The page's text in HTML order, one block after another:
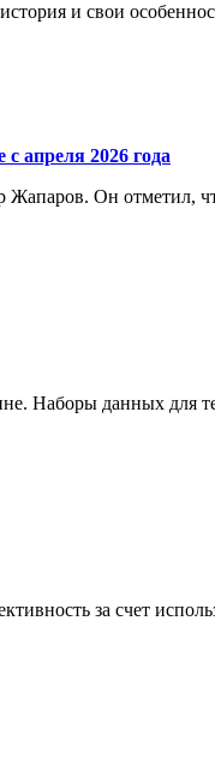
и свои
апреля 2026 года
Жапаров. Он отметил,
Наборы данных для
за счет